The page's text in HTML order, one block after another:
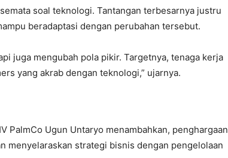
soal teknologi. Tantangan terbesarnya justru
beradaptasi dengan perubahan tersebut.
juga mengubah pola pikir. Targetnya, tenaga kerja
yang akrab dengan teknologi,” ujarnya.
PalmCo Ugun Untaryo menambahkan, penghargaan
menyelaraskan strategi bisnis dengan pengelolaan